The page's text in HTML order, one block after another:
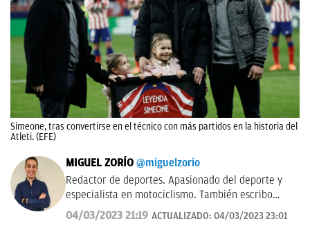
Simeone, tras convertirse en el técnico con más partidos en la historia del
Atleti. (EFE)
MIGUEL ZORÍO @miguelzorio
Redactor de deportes. Apasionado del deporte y
especialista en motociclismo. También escribo
sobre pádel y NFL.
04/03/2023 21:19 ACTUALIZADO: 04/03/2023 23:01